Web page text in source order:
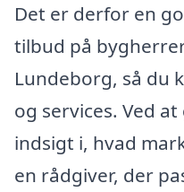
Det er derfor en
tilbud på
Lundeborg, så du
og services. Ved
indsigt i, hvad
en rådgiver, der